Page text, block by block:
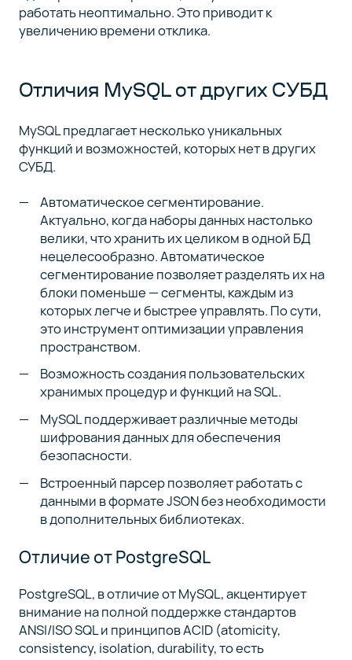
работать неоптимально. Это приводит к
увеличению времени отклика.
Отличия MySQL от других СУБД
MySQL предлагает несколько уникальных
функций и возможностей, которых нет в других
СУБД.
Автоматическое сегментирование.
Актуально, когда наборы данных настолько
велики, что хранить их целиком в одной БД
нецелесообразно. Автоматическое
сегментирование позволяет разделять их на
блоки поменьше — сегменты, каждым из
которых легче и быстрее управлять. По сути,
это инструмент оптимизации управления
пространством.
Возможность создания пользовательских
хранимых процедур и функций на SQL.
MySQL поддерживает различные методы
шифрования данных для обеспечения
безопасности.
Встроенный парсер позволяет работать с
данными в формате JSON без необходимости
в дополнительных библиотеках.
Отличие от PostgreSQL
PostgreSQL, в отличие от MySQL, акцентирует
внимание на полной поддержке стандартов
ANSI/ISO SQL и принципов ACID (atomicity,
consistency, isolation, durability, то есть